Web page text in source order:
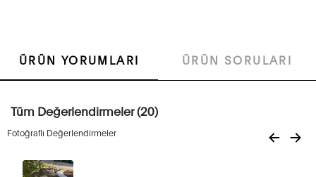
ÜRÜN YORUMLARI ÜRÜN SORULARI
Tüm Değerlendirmeler (20)
Fotoğraflı Değerlendirmeler